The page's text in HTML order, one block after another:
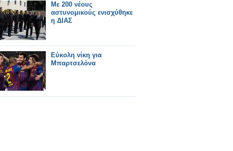
Με 200 νέους
αστυνομικούς ενισχύθηκε
η ΔΙΑΣ
Εύκολη νίκη για
Μπαρτσελόνα